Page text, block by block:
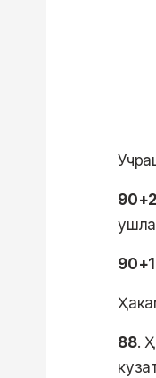
90+2
88.